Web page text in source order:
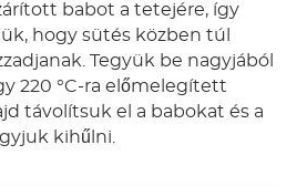
babot a tetejére, így
hogy sütés közben túl
Tegyük be nagyjából
220 °C-ra előmelegített
távolítsuk el a babokat és a
kihűlni.